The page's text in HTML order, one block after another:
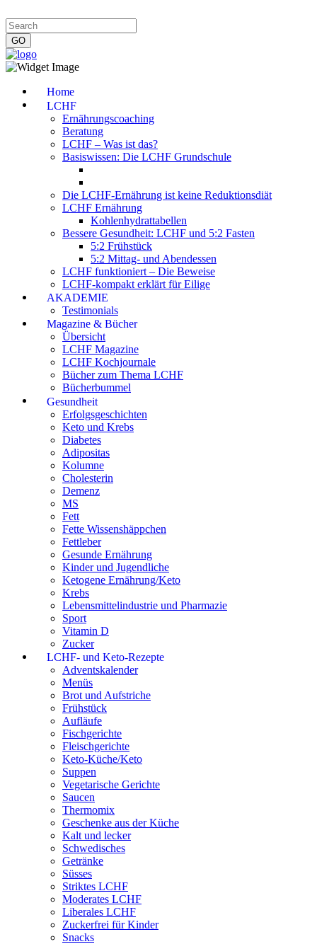
Home
LCHF
Ernährungscoaching
Beratung
LCHF – Was ist das?
Basiswissen: Die LCHF Grundschule
Die LCHF-Ernährung ist keine Reduktionsdiät
LCHF Ernährung
Kohlenhydrattabellen
Bessere Gesundheit: LCHF und 5:2 Fasten
5:2 Frühstück
5:2 Mittag- und Abendessen
LCHF funktioniert – Die Beweise
LCHF-kompakt erklärt für Eilige
AKADEMIE
Testimonials
Magazine & Bücher
Übersicht
LCHF Magazine
LCHF Kochjournale
Bücher zum Thema LCHF
Bücherbummel
Gesundheit
Erfolgsgeschichten
Keto und Krebs
Diabetes
Adipositas
Kolumne
Cholesterin
Demenz
MS
Fett
Fette Wissenshäppchen
Fettleber
Gesunde Ernährung
Kinder und Jugendliche
Ketogene Ernährung/Keto
Krebs
Lebensmittelindustrie und Pharmazie
Sport
Vitamin D
Zucker
LCHF- und Keto-Rezepte
Adventskalender
Menüs
Brot und Aufstriche
Frühstück
Aufläufe
Fischgerichte
Fleischgerichte
Keto-Küche/Keto
Suppen
Vegetarische Gerichte
Saucen
Thermomix
Geschenke aus der Küche
Kalt und lecker
Schwedisches
Getränke
Süsses
Striktes LCHF
Moderates LCHF
Liberales LCHF
Zuckerfrei für Kinder
Snacks